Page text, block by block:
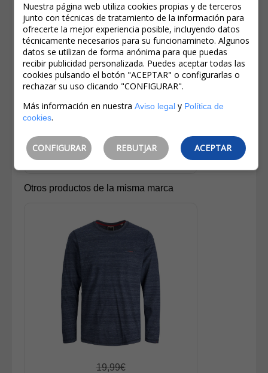
39,99€
19,99€
IVA incluido
Ahorro:20,00€(50%)
Jack&Jones Pantalones Vaqueros
De Hombre Glenn Slim 12182975 Azul
Otros productos de la misma marca
19,99€
Nuestra página web utiliza cookies propias y de terceros
junto con técnicas de tratamiento de la información para
ofrecerte la mejor experiencia posible, incluyendo datos
técnicamente necesarios para su funcionamineto. Algunos
datos se utilizan de forma anónima para que puedas
recibir publicidad personalizada. Puedes aceptar todas las
cookies pulsando el botón "ACEPTAR" o configurarlas o
rechazar su uso clicando "CONFIGURAR".
Más información en nuestra Aviso legaly Política de
cookies.
CONFIGURAR REBUTJAR ACEPTAR